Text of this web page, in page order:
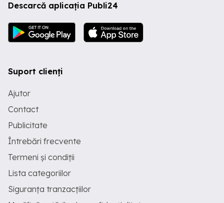
Descarcă aplicația Publi24
Suport clienți
Ajutor
Contact
Publicitate
Întrebări frecvente
Termeni și condiții
Lista categoriilor
Siguranța tranzacțiilor